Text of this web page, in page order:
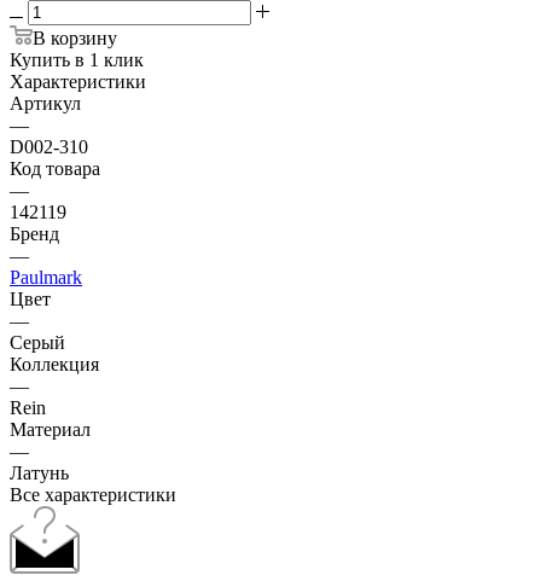
В корзину
Купить в 1 клик
Характеристики
Артикул
—
D002-310
Код товара
—
142119
Бренд
—
Paulmark
Цвет
—
Серый
Коллекция
—
Rein
Материал
—
Латунь
Все характеристики